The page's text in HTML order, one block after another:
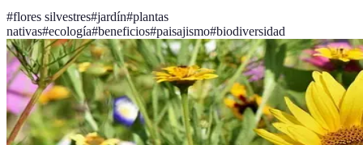
#flores silvestres#jardín#plantas
nativas#ecología#beneficios#paisajismo#biodiversidad